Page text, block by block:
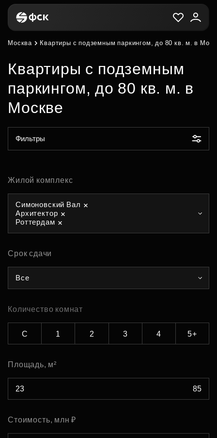
Москва Квартиры с подземным паркингом, до 80 кв. м. в
Квартиры с подземным
паркингом, до 80 кв. м. в
Москве
Фильтры
Жилой комплекс
Симоновский Вал
Архитектор
Роттердам
Срок сдачи
Все
Количество комнат
С 1 2 3 4 5+
Площадь, м²
Стоимость, млн ₽